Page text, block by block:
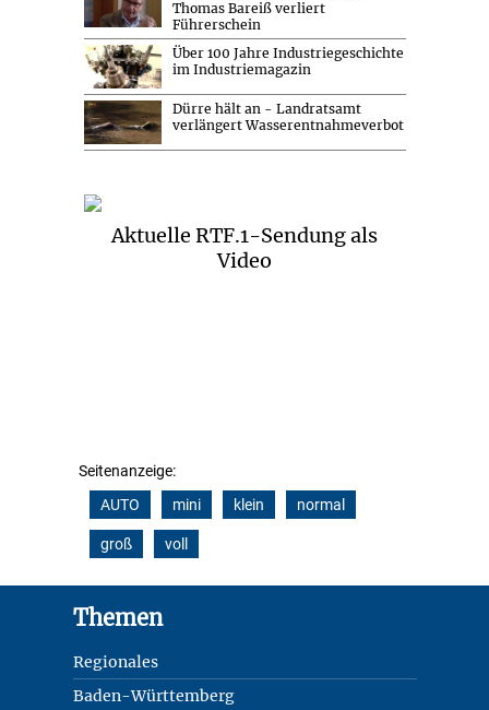
Thomas Bareiß verliert
Führerschein
Über 100 Jahre Industriegeschichte
im Industriemagazin
Dürre hält an - Landratsamt
verlängert Wasserentnahmeverbot
Aktuelle RTF.1-Sendung als
Video
Seitenanzeige:
AUTO
mini klein normal
groß voll
Themen
Regionales
Baden-Württemberg